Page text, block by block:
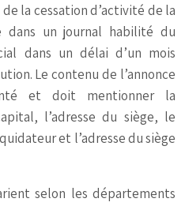
la cessation d’activité de la
dans un journal habilité du
dans un délai d’un mois
Le contenu de l’annonce
et doit mentionner la
l’adresse du siège, le
et l’adresse du siège
selon les départements